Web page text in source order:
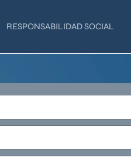
RESPONSABILIDAD SOCIAL